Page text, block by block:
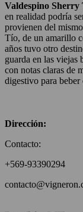
Valdespino Sherry
en realidad podría
provienen del
Tío, de un amarillo
años tuvo otro
guarda en las viejas
con notas claras de
digestivo para
Dirección:
Contacto:
+569-93390294